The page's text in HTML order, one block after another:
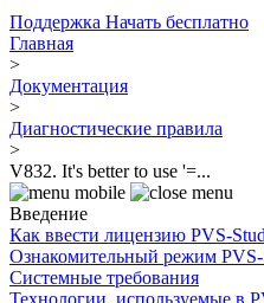
Поддержка Начать бесплатно
Главная
>
Документация
>
Диагностические правила
>
V832. It's better to use '=...
Введение
Как ввести лицензию PVS-
Ознакомительный режим
Системные требования
Технологии, используемые в